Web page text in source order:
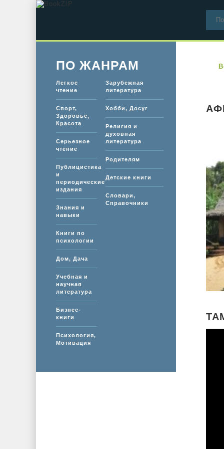
ПО ЖАНРАМ
Легкое
чтение
Спорт,
Здоровье,
Красота
Серьезное
чтение
Публицистика
и
периодические
издания
Знания и
навыки
Книги по
психологии
Дом, Дача
Учебная и
научная
литература
Бизнес-
книги
Психология,
Мотивация
Зарубежная
литература
Хобби, Досуг
Религия и
духовная
литература
Родителям
Детские книги
Словари,
Справочники